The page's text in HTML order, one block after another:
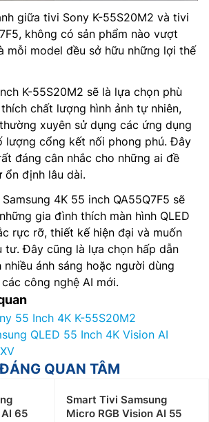
giữa tivi Sony K-55S20M2 và tivi
không có sản phẩm nào vượt
mỗi model đều sở hữu những lợi thế
K-55S20M2 sẽ là lựa chọn phù
chất lượng hình ảnh tự nhiên,
xuyên sử dụng các ứng dụng
lượng cổng kết nối phong phú. Đây
đáng cân nhắc cho những ai đề
ổn định lâu dài.
4K 55 inch QA55Q7F5 sẽ
gia đình thích màn hình QLED
rực rỡ, thiết kế hiện đại và muốn
tư. Đây cũng là lựa chọn hấp dẫn
ánh sáng hoặc người dùng
công nghệ AI mới.
55 Inch 4K K-55S20M2
QLED 55 Inch 4K Vision AI
QUAN TÂM
65
Smart Tivi Samsung
Micro RGB Vision AI 55